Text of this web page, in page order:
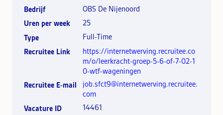
Bedrijf
OBS De Nijenoord
Uren per week
25
Type
Full-Time
Recruitee Link
https://internetwerving.recruitee.co
m/o/leerkracht-groep-5-6-of-7-02-1
0-wtf-wageningen
Recruitee E-mail
job.sfct9@internetwerving.recruitee.
com
Vacature ID
14461